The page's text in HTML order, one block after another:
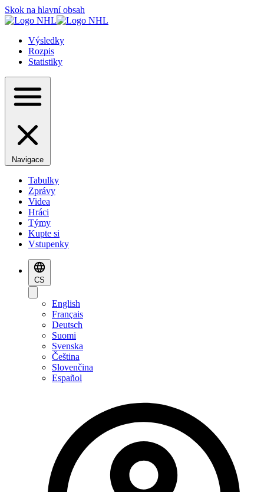
Skok na hlavní obsah
Výsledky
Rozpis
Statistiky
Navigace
Tabulky
Zprávy
Videa
Hráci
Týmy
Kupte si
Vstupenky
CS
English
Français
Deutsch
Suomi
Svenska
Čeština
Slovenčina
Español